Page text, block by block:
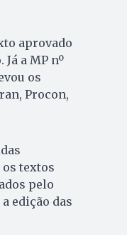
aprovado
a MP nº
os
Procon,
textos
pelo
edição das